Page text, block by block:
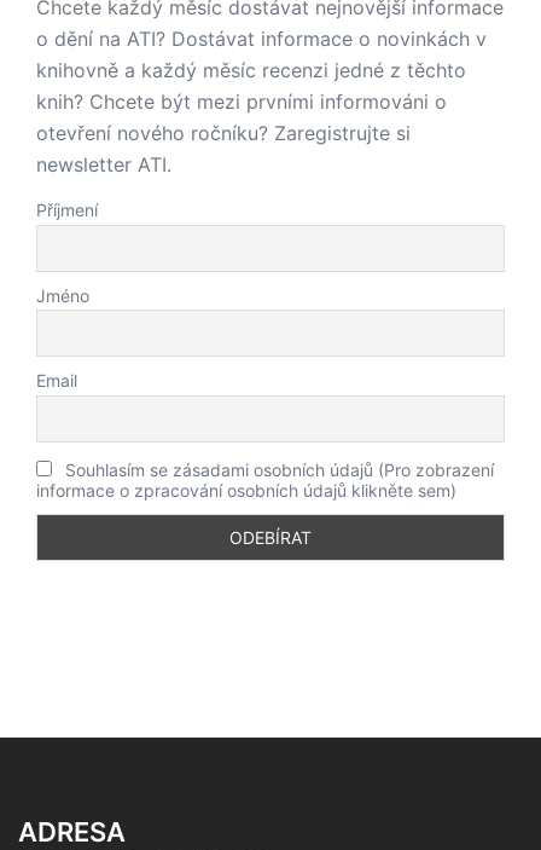
Chcete každý měsíc dostávat nejnovější informace
o dění na ATI? Dostávat informace o novinkách v
knihovně a každý měsíc recenzi jedné z těchto
knih? Chcete být mezi prvními informováni o
otevření nového ročníku? Zaregistrujte si
newsletter ATI.
Příjmení
Jméno
Email
Souhlasím se zásadami osobních údajů (Pro zobrazení
informace o zpracování osobních údajů klikněte sem)
ADRESA